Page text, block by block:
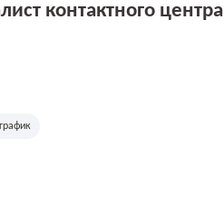
контактного центра